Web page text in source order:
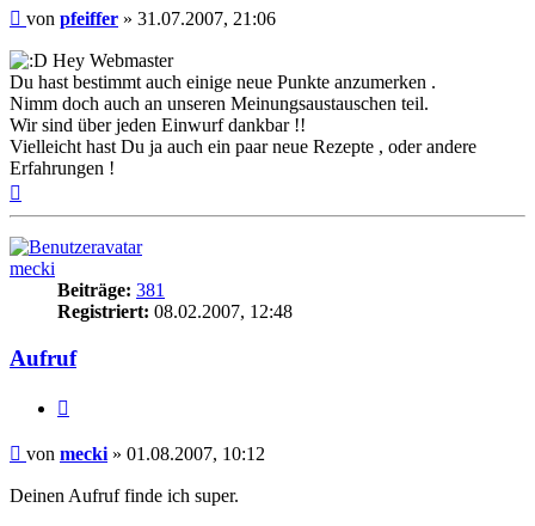
Beitrag
von pfeiffer » 31.07.2007, 21:06
Hey Webmaster
Du hast bestimmt auch einige neue Punkte anzumerken .
Nimm doch auch an unseren Meinungsaustauschen teil.
Wir sind über jeden Einwurf dankbar !!
Vielleicht hast Du ja auch ein paar neue Rezepte , oder andere
Erfahrungen !
mecki
Beiträge: 381
Registriert: 08.02.2007, 12:48
Aufruf
Beitrag
von mecki » 01.08.2007, 10:12
Deinen Aufruf finde ich super.